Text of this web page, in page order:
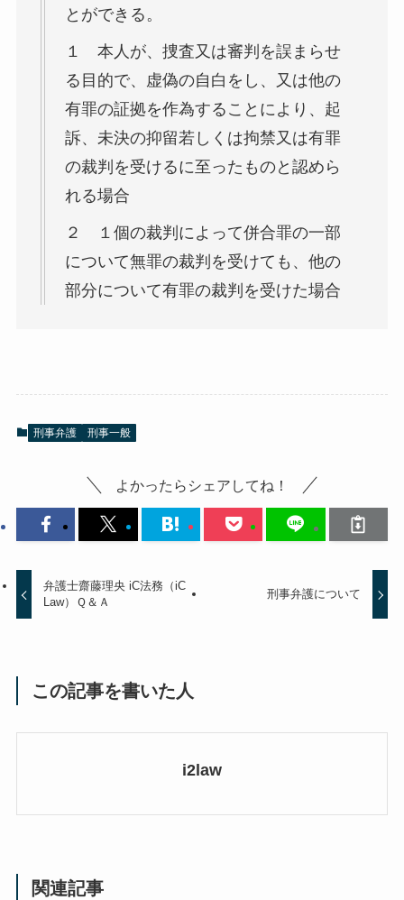
とができる。
１ 本人が、捜査又は審判を誤まらせ
る目的で、虚偽の自白をし、又は他の
有罪の証拠を作為することにより、起
訴、未決の抑留若しくは拘禁又は有罪
の裁判を受けるに至ったものと認めら
れる場合
２ １個の裁判によって併合罪の一部
について無罪の裁判を受けても、他の
部分について有罪の裁判を受けた場合
刑事弁護 刑事一般
よかったらシェアしてね！
弁護士齋藤理央 iC法務（iC
Law）Ｑ＆Ａ
刑事弁護について
この記事を書いた人
i2law
関連記事